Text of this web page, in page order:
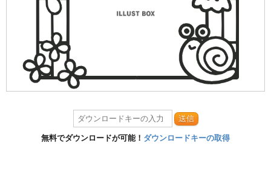
送信
無料でダウンロードが可能！ ダウンロードキーの取得